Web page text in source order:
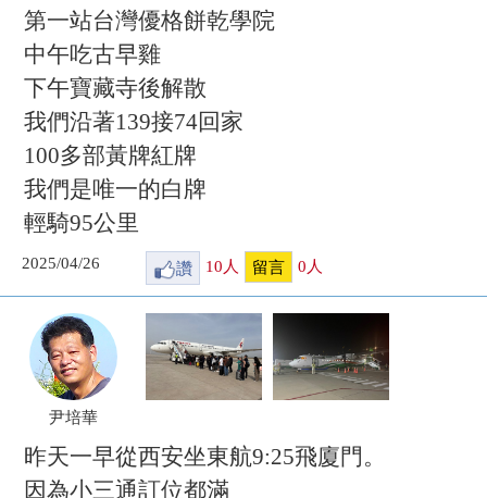
第一站台灣優格餅乾學院
中午吃古早雞
下午寶藏寺後解散
我們沿著139接74回家
100多部黃牌紅牌
我們是唯一的白牌
輕騎95公里
2025/04/26 讚 10 人 留言 0 人
尹培華
昨天一早從西安坐東航9:25飛廈門。
因為小三通訂位都滿